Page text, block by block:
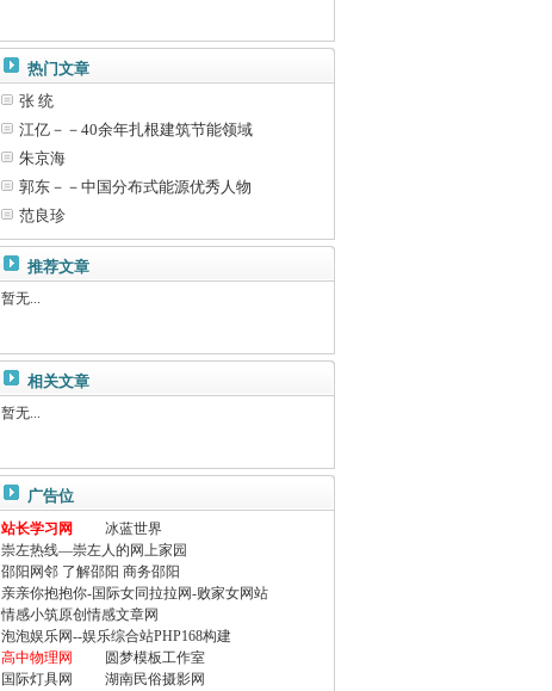
热门文章
张 统
江亿－－40余年扎根建筑节能领域
朱京海
郭东－－中国分布式能源优秀人物
范良珍
推荐文章
暂无...
相关文章
暂无...
广告位
站长学习网
冰蓝世界
崇左热线—崇左人的网上家园
邵阳网邻 了解邵阳 商务邵阳
亲亲你抱抱你-国际女同拉拉网-败家女网站
情感小筑原创情感文章网
泡泡娱乐网--娱乐综合站PHP168构建
高中物理网
圆梦模板工作室
国际灯具网
湖南民俗摄影网